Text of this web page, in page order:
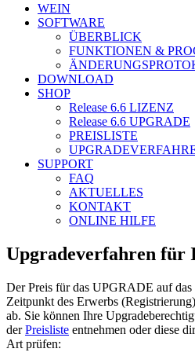
WEIN
SOFTWARE
ÜBERBLICK
FUNKTIONEN &
DOWNLOAD
SHOP
Release 6.6 LIZENZ
Release 6.6 UPGRADE
PREISLISTE
SUPPORT
FAQ
AKTUELLES
KONTAKT
ONLINE HILFE
Upgradeverfahren für
Der Preis für das UPGRADE auf das
Zeitpunkt des Erwerbs
ab. Sie können Ihre
derPreisliste entnehmen oder diese
Art prüfen: